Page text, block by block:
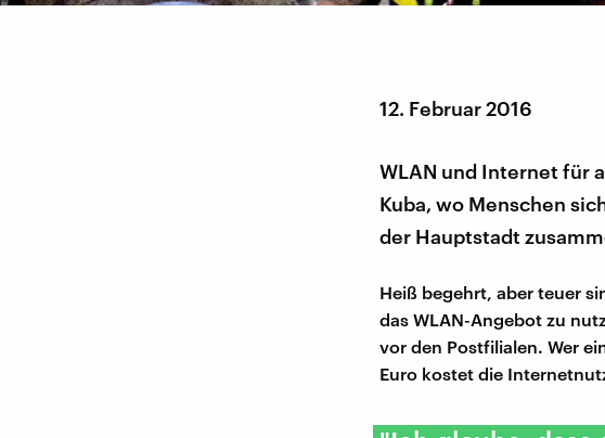
12. Februar 2016
WLAN und Internet für
Kuba, wo Menschen
der Hauptstadt
Heiß begehrt, aber teuer
das WLAN-Angebot zu
vor den Postfilialen. Wer
Euro kostet die